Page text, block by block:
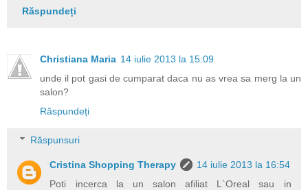
Răspundeți
Christiana Maria 14 iulie 2013 la 15:09
unde il pot gasi de cumparat daca nu as vrea sa merg la un
salon?
Răspundeți
Răspunsuri
Cristina Shopping Therapy
14 iulie 2013 la 16:54
Poti incerca la un salon afiliat L`Oreal sau in